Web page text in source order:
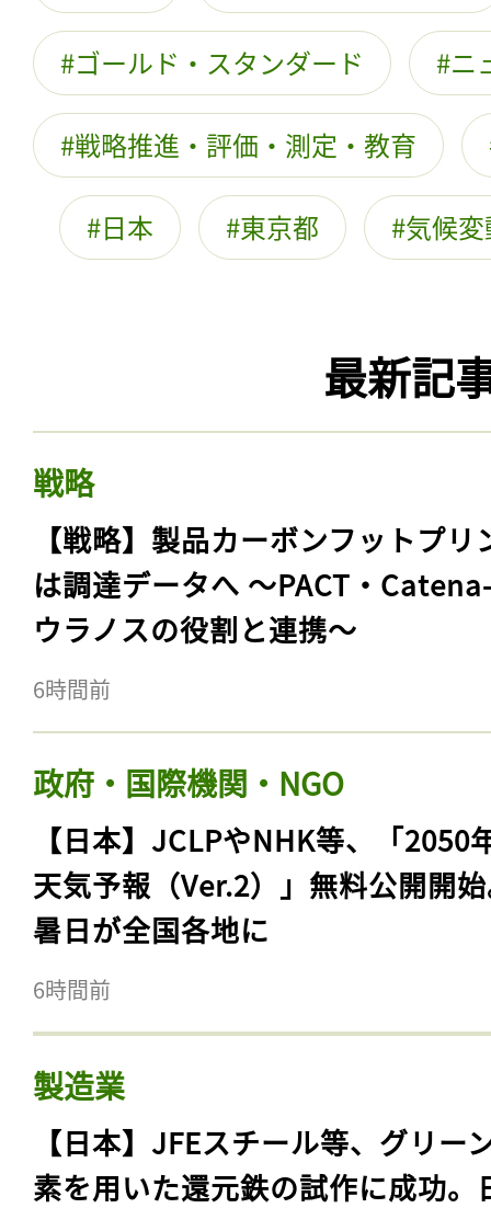
ゴールド・スタンダード ニ
戦略推進・評価・測定・教育
日本 東京都 気候
最新記
戦略
【戦略】製品カーボンフットプリ
は調達データへ 〜PACT・
ウラノスの役割と連携〜
6時間前
政府・国際機関・NGO
【日本】JCLPやNHK等、「2050
天気予報（Ver.2）」無料公開開
暑日が全国各地に
6時間前
製造業
【日本】JFEスチール等、グリー
素を用いた還元鉄の試作に成功。